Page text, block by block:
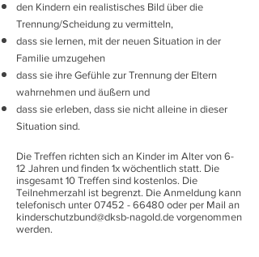
den Kindern ein realistisches Bild über die
Trennung/Scheidung zu vermitteln,
dass sie lernen, mit der neuen Situation in der
Familie umzugehen
dass sie ihre Gefühle zur Trennung der Eltern
wahrnehmen und äußern und
dass sie erleben, dass sie nicht alleine in dieser
Situation sind.
Die Treffen richten sich an Kinder im Alter von 6-
12 Jahren und finden 1x wöchentlich statt. Die
insgesamt 10 Treffen sind kostenlos. Die
Teilnehmerzahl ist begrenzt. Die Anmeldung kann
telefonisch unter 07452 - 66480 oder per Mail an
kinderschutzbund@dksb-nagold.de vorgenommen
werden.